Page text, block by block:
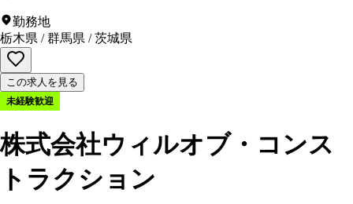
勤務地
栃木県 /群馬県 /茨城県
この求人を見る
未経験歓迎
株式会社ウィルオブ・コンス
トラクション